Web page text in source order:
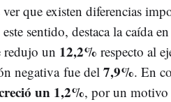
que existen diferencias
sentido, destaca la caída
redujo un 12,2% respecto al
negativa fue del 7,9%. En
un 1,2%, por un motivo